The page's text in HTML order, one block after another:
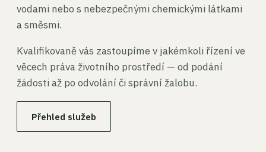
vodami nebo s nebezpečnými chemickými látkami
a směsmi.
Kvalifikovaně vás zastoupíme v jakémkoli řízení ve
věcech práva životního prostředí — od podání
žádosti až po odvolání či správní žalobu.
Přehled služeb